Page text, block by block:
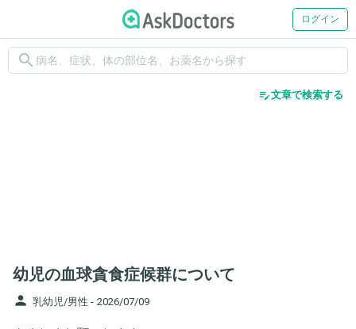
ログイン
search
edit_note文章で検索する
幼児の血球貪食症候群について
person 乳幼児/男性 - 2026/07/09